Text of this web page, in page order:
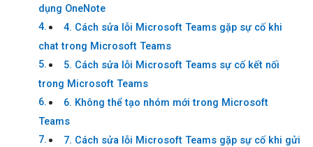
dụng OneNote
4. Cách sửa lỗi Microsoft Teams gặp sự cố khi
chat trong Microsoft Teams
5. Cách sửa lỗi Microsoft Teams sự cố kết nối
trong Microsoft Teams
6. Không thể tạo nhóm mới trong Microsoft
Teams
7. Cách sửa lỗi Microsoft Teams gặp sự cố khi gửi